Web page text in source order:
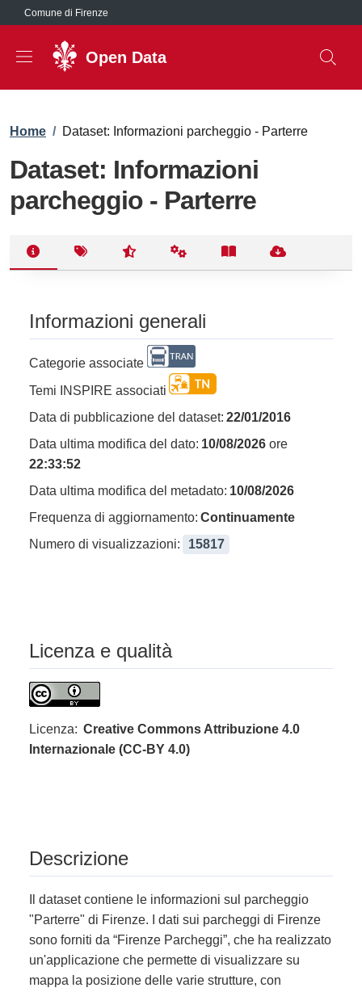
Salta al contenuto principale
Comune di Firenze
Open Data
Briciole di pane
Home / Dataset: Informazioni parcheggio - Parterre
Dataset: Informazioni
parcheggio - Parterre
Informazioni generali
Categorie associate
Temi INSPIRE associati
Data di pubblicazione del dataset: 22/01/2016
Data ultima modifica del dato: 10/08/2026 ore
22:33:52
Data ultima modifica del metadato: 10/08/2026
Frequenza di aggiornamento: Continuamente
Numero di visualizzazioni:
15817
Licenza e qualità
Licenza: Creative Commons Attribuzione 4.0
Internazionale (CC-BY 4.0)
Descrizione
Il dataset contiene le informazioni sul parcheggio
"Parterre" di Firenze. I dati sui parcheggi di Firenze
sono forniti da “Firenze Parcheggi”, che ha realizzato
un'applicazione che permette di visualizzare su
mappa la posizione delle varie strutture, con